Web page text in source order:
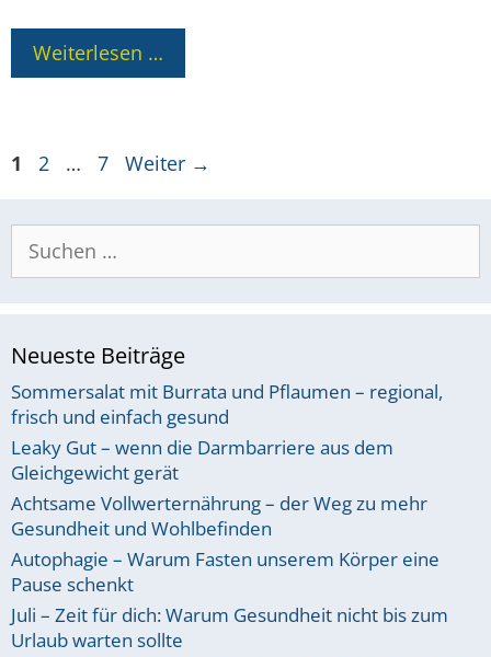
Weiterlesen …
Seite
1 Seite
2 … Seite
7 Weiter →
nach:
Neueste Beiträge
Sommersalat mit Burrata und Pflaumen – regional,
frisch und einfach gesund
Leaky Gut – wenn die Darmbarriere aus dem
Gleichgewicht gerät
Achtsame Vollwerternährung – der Weg zu mehr
Gesundheit und Wohlbefinden
Autophagie – Warum Fasten unserem Körper eine
Pause schenkt
Juli – Zeit für dich: Warum Gesundheit nicht bis zum
Urlaub warten sollte